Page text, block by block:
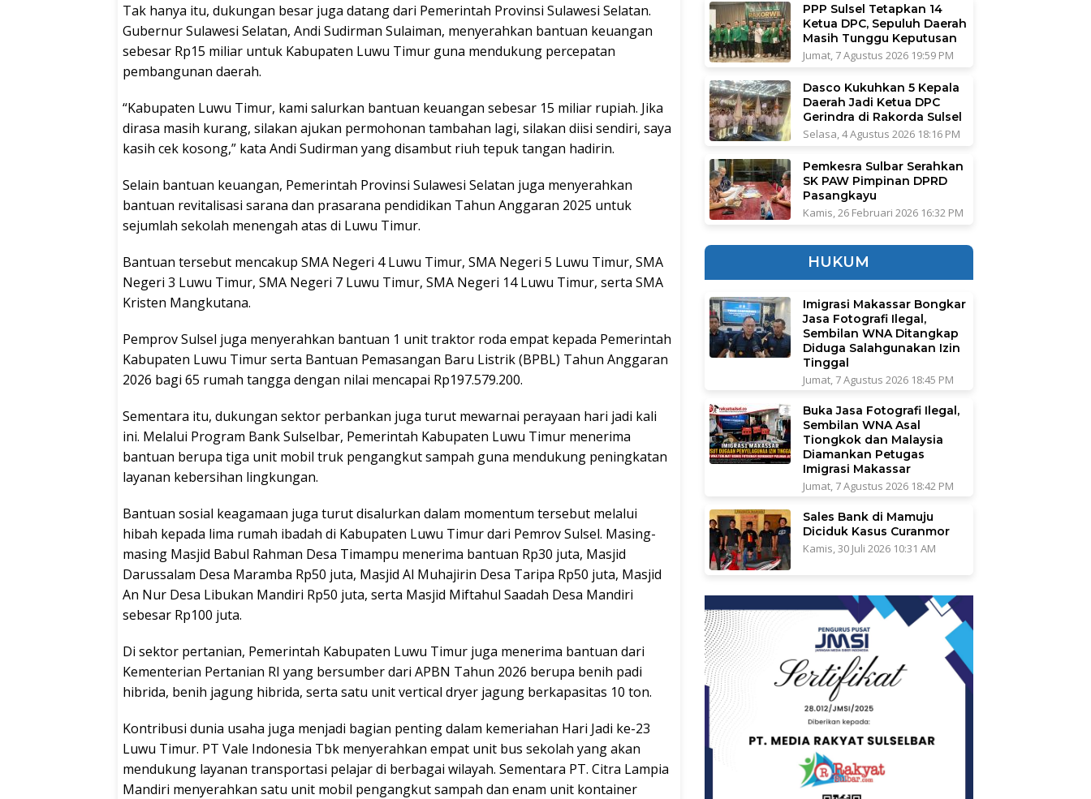
Tak hanya itu, dukungan besar juga datang dari Pemerintah Provinsi Sulawesi Selatan.
Gubernur Sulawesi Selatan, Andi Sudirman Sulaiman, menyerahkan bantuan keuangan
sebesar Rp15 miliar untuk Kabupaten Luwu Timur guna mendukung percepatan
pembangunan daerah.
“Kabupaten Luwu Timur, kami salurkan bantuan keuangan sebesar 15 miliar rupiah. Jika
dirasa masih kurang, silakan ajukan permohonan tambahan lagi, silakan diisi sendiri, saya
kasih cek kosong,” kata Andi Sudirman yang disambut riuh tepuk tangan hadirin.
Selain bantuan keuangan, Pemerintah Provinsi Sulawesi Selatan juga menyerahkan
bantuan revitalisasi sarana dan prasarana pendidikan Tahun Anggaran 2025 untuk
sejumlah sekolah menengah atas di Luwu Timur.
Bantuan tersebut mencakup SMA Negeri 4 Luwu Timur, SMA Negeri 5 Luwu Timur, SMA
Negeri 3 Luwu Timur, SMA Negeri 7 Luwu Timur, SMA Negeri 14 Luwu Timur, serta SMA
Kristen Mangkutana.
Pemprov Sulsel juga menyerahkan bantuan 1 unit traktor roda empat kepada Pemerintah
Kabupaten Luwu Timur serta Bantuan Pemasangan Baru Listrik (BPBL) Tahun Anggaran
2026 bagi 65 rumah tangga dengan nilai mencapai Rp197.579.200.
Sementara itu, dukungan sektor perbankan juga turut mewarnai perayaan hari jadi kali
ini. Melalui Program Bank Sulselbar, Pemerintah Kabupaten Luwu Timur menerima
bantuan berupa tiga unit mobil truk pengangkut sampah guna mendukung peningkatan
layanan kebersihan lingkungan.
Bantuan sosial keagamaan juga turut disalurkan dalam momentum tersebut melalui
hibah kepada lima rumah ibadah di Kabupaten Luwu Timur dari Pemrov Sulsel. Masing-
masing Masjid Babul Rahman Desa Timampu menerima bantuan Rp30 juta, Masjid
Darussalam Desa Maramba Rp50 juta, Masjid Al Muhajirin Desa Taripa Rp50 juta, Masjid
An Nur Desa Libukan Mandiri Rp50 juta, serta Masjid Miftahul Saadah Desa Mandiri
sebesar Rp100 juta.
Di sektor pertanian, Pemerintah Kabupaten Luwu Timur juga menerima bantuan dari
Kementerian Pertanian RI yang bersumber dari APBN Tahun 2026 berupa benih padi
hibrida, benih jagung hibrida, serta satu unit vertical dryer jagung berkapasitas 10 ton.
Kontribusi dunia usaha juga menjadi bagian penting dalam kemeriahan Hari Jadi ke-23
Luwu Timur. PT Vale Indonesia Tbk menyerahkan empat unit bus sekolah yang akan
mendukung layanan transportasi pelajar di berbagai wilayah. Sementara PT. Citra Lampia
Mandiri menyerahkan satu unit mobil pengangkut sampah dan enam unit kontainer
PPP Sulsel Tetapkan 14
Ketua DPC, Sepuluh Daerah
Masih Tunggu Keputusan
Jumat, 7 Agustus 2026 19:59 PM
Dasco Kukuhkan 5 Kepala
Daerah Jadi Ketua DPC
Gerindra di Rakorda Sulsel
Selasa, 4 Agustus 2026 18:16 PM
Pemkesra Sulbar Serahkan
SK PAW Pimpinan DPRD
Pasangkayu
Kamis, 26 Februari 2026 16:32 PM
HUKUM
Imigrasi Makassar Bongkar
Jasa Fotografi Ilegal,
Sembilan WNA Ditangkap
Diduga Salahgunakan Izin
Tinggal
Jumat, 7 Agustus 2026 18:45 PM
Buka Jasa Fotografi Ilegal,
Sembilan WNA Asal
Tiongkok dan Malaysia
Diamankan Petugas
Imigrasi Makassar
Jumat, 7 Agustus 2026 18:42 PM
Sales Bank di Mamuju
Diciduk Kasus Curanmor
Kamis, 30 Juli 2026 10:31 AM